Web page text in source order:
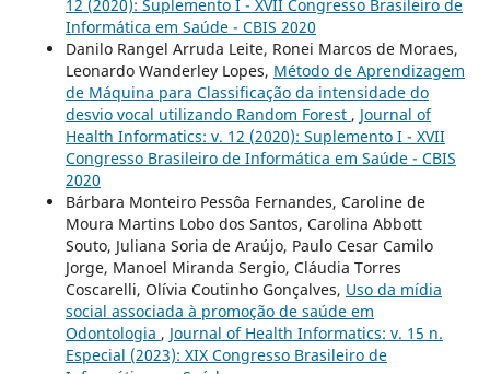
12 (2020): Suplemento I - XVII Congresso Brasileiro de
Informática em Saúde - CBIS 2020
Danilo Rangel Arruda Leite, Ronei Marcos de Moraes,
Leonardo Wanderley Lopes, Método de Aprendizagem
de Máquina para Classificação da intensidade do
desvio vocal utilizando Random Forest , Journal of
Health Informatics: v. 12 (2020): Suplemento I - XVII
Congresso Brasileiro de Informática em Saúde - CBIS
2020
Bárbara Monteiro Pessôa Fernandes, Caroline de
Moura Martins Lobo dos Santos, Carolina Abbott
Souto, Juliana Soria de Araújo, Paulo Cesar Camilo
Jorge, Manoel Miranda Sergio, Cláudia Torres
Coscarelli, Olívia Coutinho Gonçalves, Uso da mídia
social associada à promoção de saúde em
Odontologia , Journal of Health Informatics: v. 15 n.
Especial (2023): XIX Congresso Brasileiro de